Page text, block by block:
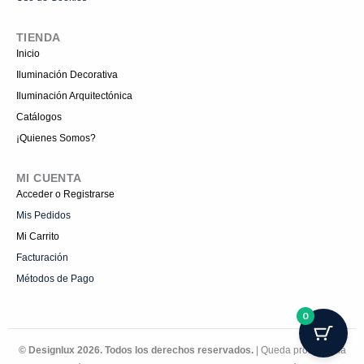
TIENDA
Inicio
Iluminación Decorativa
Iluminación Arquitectónica
Catálogos
¡Quienes Somos?
MI CUENTA
Acceder o Registrarse
Mis Pedidos
Mi Carrito
Facturación
Métodos de Pago
© Designlux 2026. Todos los derechos reservados.| Queda prohibida la
0